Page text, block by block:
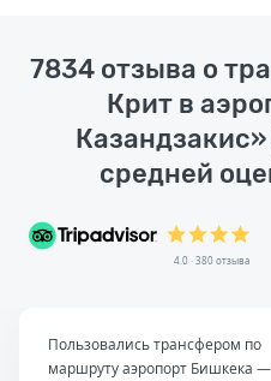
7834 отзыва о
Крит в
средней
4.0 · 380 отзыва
Пользовались трансфером по
маршруту аэропорт Бишкека —